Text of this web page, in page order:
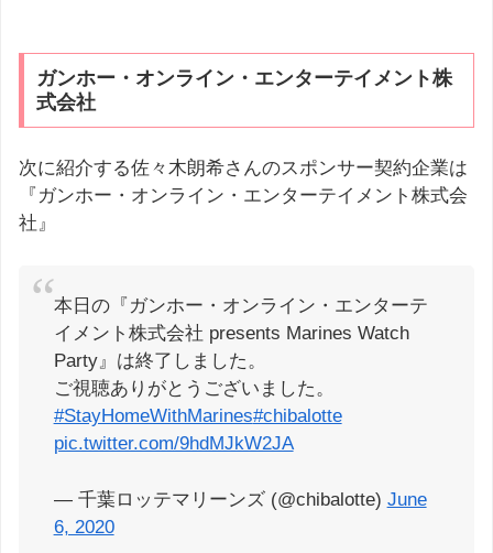
ガンホー・オンライン・エンターテイメント株
式会社
次に紹介する佐々木朗希さんのスポンサー契約企業は
『ガンホー・オンライン・エンターテイメント株式会
社』
本日の『ガンホー・オンライン・エンターテ
イメント株式会社 presents Marines Watch
Party』は終了しました。
ご視聴ありがとうございました。
#StayHomeWithMarines#chibalotte
pic.twitter.com/9hdMJkW2JA
— 千葉ロッテマリーンズ (@chibalotte) June
6, 2020